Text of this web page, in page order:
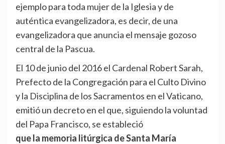
ejemplo para toda mujer de la Iglesia y de
auténtica evangelizadora, es decir, de una
evangelizadora que anuncia el mensaje gozoso
central de la Pascua.
El 10 de junio del 2016 el Cardenal Robert Sarah,
Prefecto de la Congregación para el Culto Divino
y la Disciplina de los Sacramentos en el Vaticano,
emitió un decreto en el que, siguiendo la voluntad
del Papa Francisco, se estableció
que la memoria litúrgica de Santa María